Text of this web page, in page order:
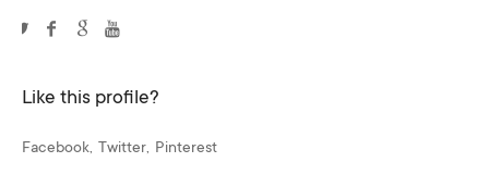
Like this profile?
Facebook Twitter Pinterest